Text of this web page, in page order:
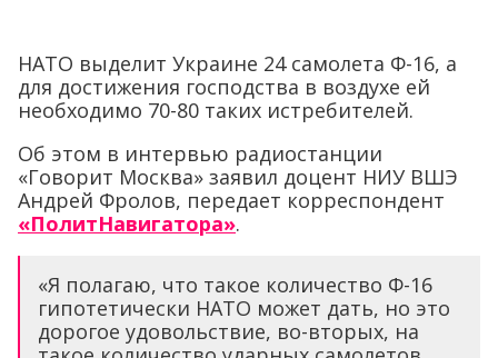
НАТО выделит Украине 24 самолета Ф-16, а
для достижения господства в воздухе ей
необходимо 70-80 таких истребителей.
Об этом в интервью радиостанции
«Говорит Москва» заявил доцент НИУ ВШЭ
Андрей Фролов, передает корреспондент
«ПолитНавигатора».
«Я полагаю, что такое количество Ф-16
гипотетически НАТО может дать, но это
дорогое удовольствие, во-вторых, на